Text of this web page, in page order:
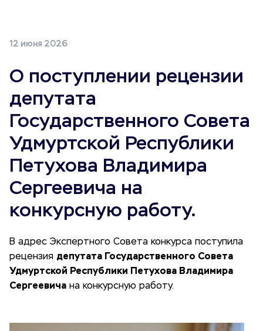
12 июня 2026
О поступлении рецензии
депутата
Государственного Совета
Удмуртской Республики
Петухова Владимира
Сергеевича на
конкурсную работу.
В адрес Экспертного Совета конкурса поступила
рецензия депутата Государственного Совета
Удмуртской Республики Петухова Владимира
Сергеевича на конкурсную работу.